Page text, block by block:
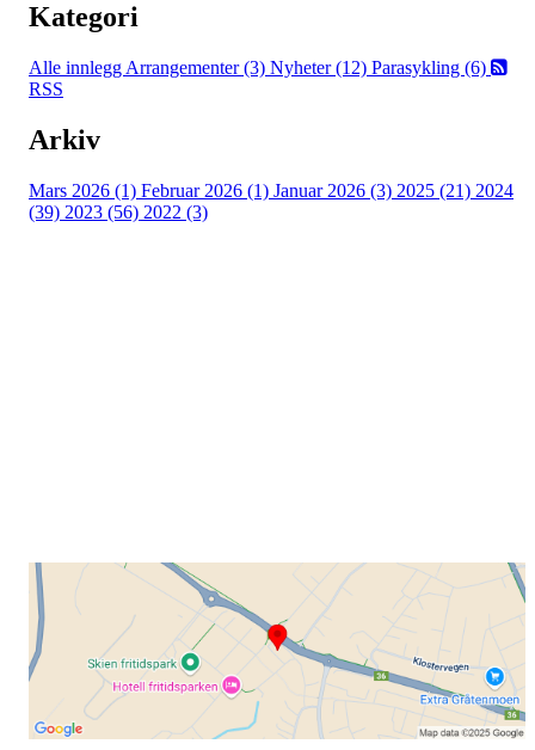
Kategori
Alle innlegg Arrangementer (3) Nyheter (12) Parasykling (6)
RSS
Arkiv
Mars 2026 (1) Februar 2026 (1) Januar 2026 (3) 2025 (21) 2024
(39) 2023 (56) 2022 (3)